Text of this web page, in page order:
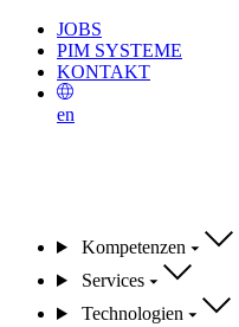
JOBS
PIM SYSTEME
KONTAKT
en
Kompetenzen
Services
Technologien